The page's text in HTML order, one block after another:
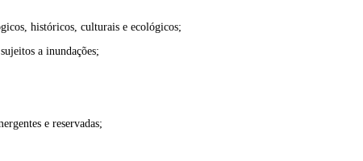
históricos, culturais e ecológicos;
a inundações;
e reservadas;